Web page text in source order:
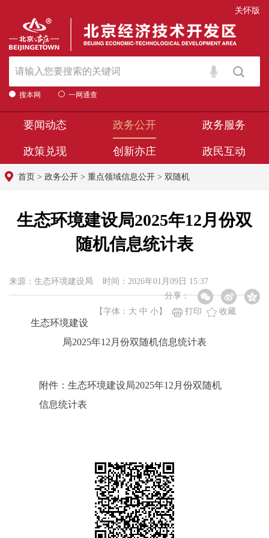
关怀版
搜本网 一网通查
要闻动态 政务公开 政务服务
政策兑现 创新亦庄 政民互动
首页 > 政务公开 > 重点领域信息公开 > 双随机
生态环境建设局2025年12月份双
随机信息统计表
来源：生态环境建设局 时间：2026年01月09日 15:37
分享：
【字体： 大 中 小 】 打印 收藏
生态环境建设
局2025年12月份双随机信息统计表
附件：生态环境建设局2025年12月份双随机
信息统计表